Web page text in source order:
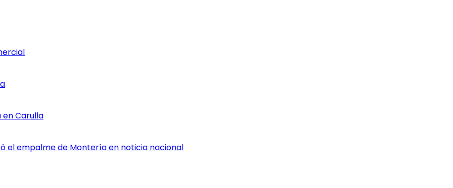
Carulla
el empalme de Montería en noticia nacional